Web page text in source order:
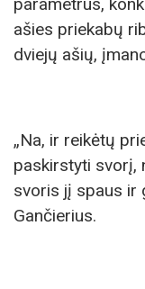
parametrus,
ašies priekabų
dviejų ašių,
„Na, ir reikėtų
paskirstyti svorį,
svoris jį spaus ir
Gančierius.